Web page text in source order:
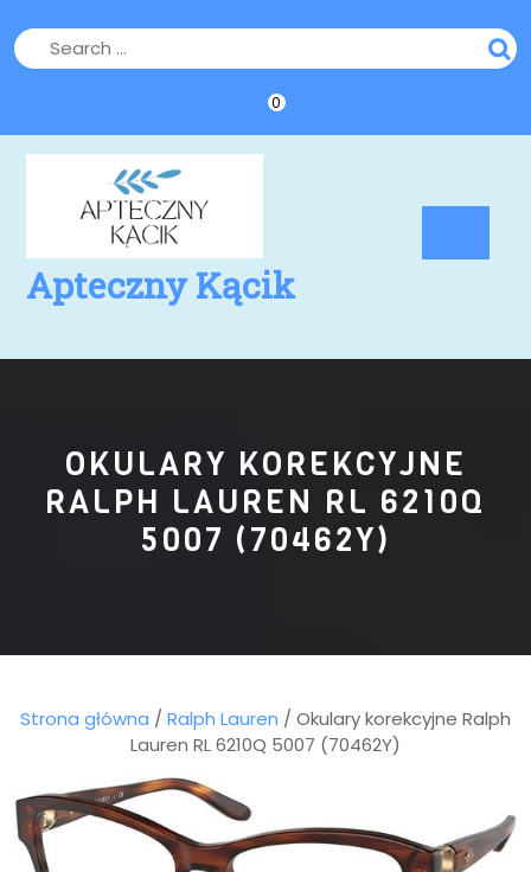
to
content
0
Apteczny Kącik
OKULARY KOREKCYJNE
RALPH LAUREN RL 6210Q
5007 (70462Y)
Strona główna / Ralph Lauren / Okulary korekcyjne Ralph
Lauren RL 6210Q 5007 (70462Y)